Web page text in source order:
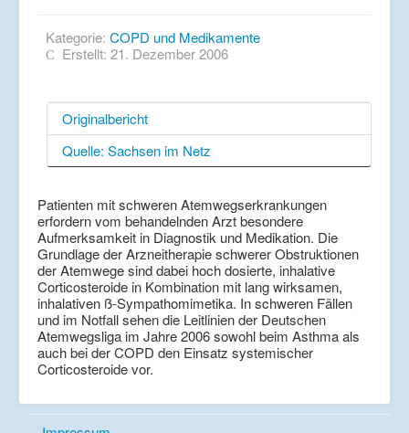
Kategorie: COPD und Medikamente
Erstellt: 21. Dezember 2006
Originalbericht
Quelle: Sachsen im Netz
Patienten mit schweren Atemwegserkrankungen
erfordern vom behandelnden Arzt besondere
Aufmerksamkeit in Diagnostik und Medikation. Die
Grundlage der Arzneitherapie schwerer Obstruktionen
der Atemwege sind dabei hoch dosierte, inhalative
Corticosteroide in Kombination mit lang wirksamen,
inhalativen ß-Sympathomimetika. In schweren Fällen
und im Notfall sehen die Leitlinien der Deutschen
Atemwegsliga im Jahre 2006 sowohl beim Asthma als
auch bei der COPD den Einsatz systemischer
Corticosteroide vor.